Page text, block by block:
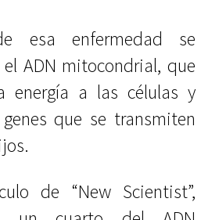
esa enfermedad se
ADN mitocondrial, que
energía a las células y
que se transmiten
de “New Scientist”,